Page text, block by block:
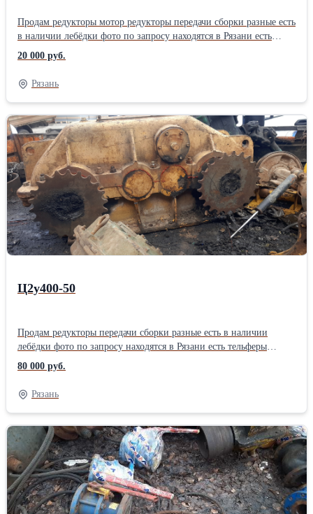
Продам редукторы мотор редукторы передачи сборки разные есть
в наличии лебёдки фото по запросу находятся в Рязани есть
тельферы Болгария резина транспортерная на500 есть мпо2-18
мпо2-15 мр1-315 питатель транспортер длинна12 ширина800
20 000 руб.
Рязань
Ц2у400-50
Продам редукторы передачи сборки разные есть в наличии
лебёдки фото по запросу находятся в Рязани есть тельферы
Болгария резина транспортерная на500 есть мпо2-18 мпо2-15
мр1-315
80 000 руб.
Рязань